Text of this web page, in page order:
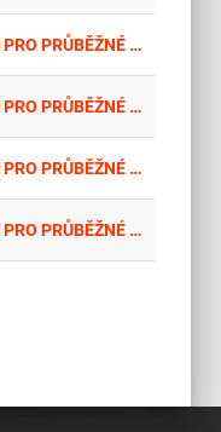
DYNAMICKÝ NÁKUPNÍ SYSTÉM PRO PRŮBĚŽNÉ A OPAKOVANÉ NÁKUPY KANCELÁŘSKÝCH POTŘEB – DUBEN _5/2026
DYNAMICKÝ NÁKUPNÍ SYSTÉM PRO PRŮBĚŽNÉ A OPAKOVANÉ NÁKUPY KANCELÁŘSKÝCH POTŘEB – DUBEN _4/2026
DYNAMICKÝ NÁKUPNÍ SYSTÉM PRO PRŮBĚŽNÉ A OPAKOVANÉ NÁKUPY KANCELÁŘSKÝCH POTŘEB – DUBEN _6/2026
DYNAMICKÝ NÁKUPNÍ SYSTÉM PRO PRŮBĚŽNÉ A OPAKOVANÉ NÁKUPY KANCELÁŘSKÝCH POTŘEB – DUBEN _7/2026